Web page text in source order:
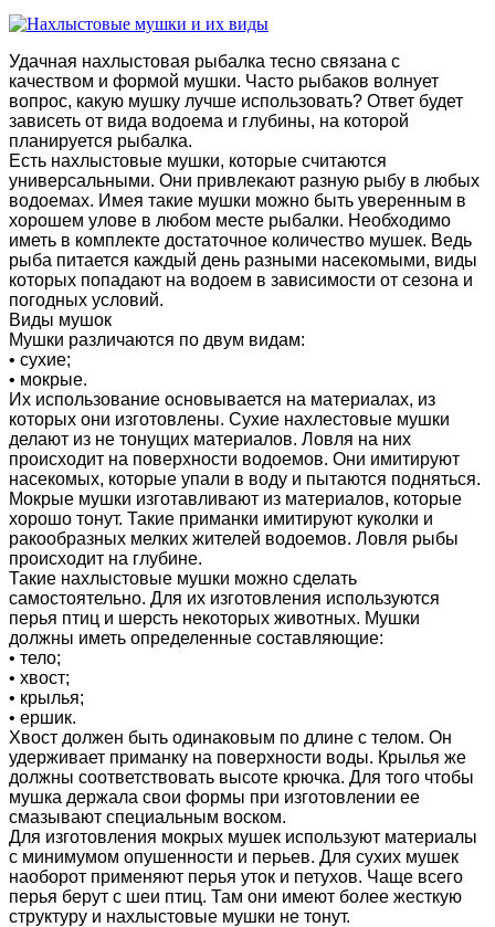
Удачная нахлыстовая рыбалка тесно связана с
качеством и формой мушки. Часто рыбаков волнует
вопрос, какую мушку лучше использовать? Ответ будет
зависеть от вида водоема и глубины, на которой
планируется рыбалка.
Есть нахлыстовые мушки, которые считаются
универсальными. Они привлекают разную рыбу в любых
водоемах. Имея такие мушки можно быть уверенным в
хорошем улове в любом месте рыбалки. Необходимо
иметь в комплекте достаточное количество мушек. Ведь
рыба питается каждый день разными насекомыми, виды
которых попадают на водоем в зависимости от сезона и
погодных условий.
Виды мушок
Мушки различаются по двум видам:
• сухие;
• мокрые.
Их использование основывается на материалах, из
которых они изготовлены. Сухие нахлестовые мушки
делают из не тонущих материалов. Ловля на них
происходит на поверхности водоемов. Они имитируют
насекомых, которые упали в воду и пытаются подняться.
Мокрые мушки изготавливают из материалов, которые
хорошо тонут. Такие приманки имитируют куколки и
ракообразных мелких жителей водоемов. Ловля рыбы
происходит на глубине.
Такие нахлыстовые мушки можно сделать
самостоятельно. Для их изготовления используются
перья птиц и шерсть некоторых животных. Мушки
должны иметь определенные составляющие:
• тело;
• хвост;
• крылья;
• ершик.
Хвост должен быть одинаковым по длине с телом. Он
удерживает приманку на поверхности воды. Крылья же
должны соответствовать высоте крючка. Для того чтобы
мушка держала свои формы при изготовлении ее
смазывают специальным воском.
Для изготовления мокрых мушек используют материалы
с минимумом опушенности и перьев. Для сухих мушек
наоборот применяют перья уток и петухов. Чаще всего
перья берут с шеи птиц. Там они имеют более жесткую
структуру и нахлыстовые мушки не тонут.